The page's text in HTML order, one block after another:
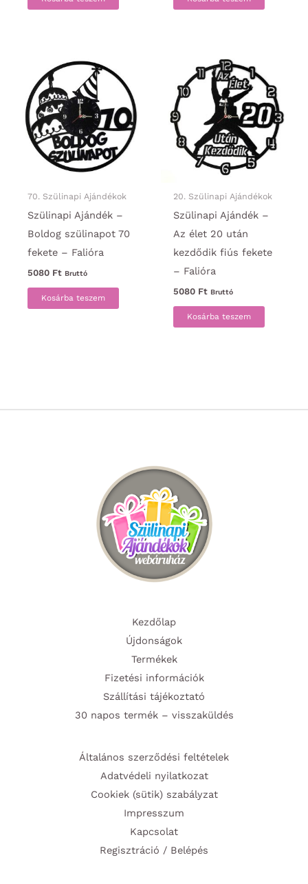
70. Szülinapi Ajándékok
Szülinapi Ajándék –
Boldog szülinapot 70
fekete – Falióra
5080 Ft Bruttó
Kosárba teszem
20. Szülinapi Ajándékok
Szülinapi Ajándék –
Az élet 20 után
kezdődik fiús fekete
– Falióra
5080 Ft Bruttó
Kosárba teszem
Kezdőlap
Újdonságok
Termékek
Fizetési információk
Szállítási tájékoztató
30 napos termék – visszaküldés
Általános szerződési feltételek
Adatvédeli nyilatkozat
Cookiek (sütik) szabályzat
Impresszum
Kapcsolat
Regisztráció / Belépés